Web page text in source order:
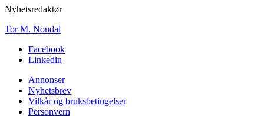
Nyhetsredaktør
Tor M. Nondal
Facebook
Linkedin
Annonser
Nyhetsbrev
Vilkår og bruksbetingelser
Personvern